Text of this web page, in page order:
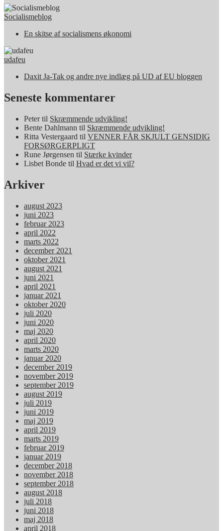
Socialismeblog
En skitse af socialismens økonomi
udafeu
Daxit Ja-Tak og andre nye indlæg på UD af EU bloggen
Seneste kommentarer
Petertil Skræmmende udvikling!
Bente Dahlmann til Skræmmende udvikling!
Ritta Vestergaard til VENNER FÅR SKJULT GENSIDIG
FORSØRGERPLIGT
Rune Jørgensen til Stærke kvinder
Lisbet Bonde til Hvad er det vi vil?
Arkiver
august 2023
juni 2023
februar 2023
april 2022
marts 2022
december 2021
oktober 2021
august 2021
juni 2021
april 2021
januar 2021
oktober 2020
juli 2020
juni 2020
maj 2020
april 2020
marts 2020
januar 2020
december 2019
november 2019
september 2019
august 2019
juli 2019
juni 2019
maj 2019
april 2019
marts 2019
februar 2019
januar 2019
december 2018
november 2018
september 2018
august 2018
juli 2018
juni 2018
maj 2018
april 2018